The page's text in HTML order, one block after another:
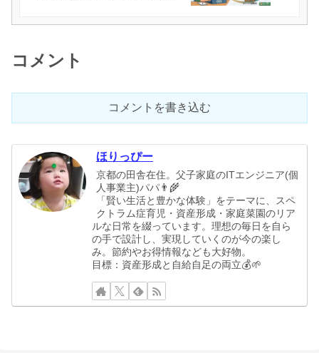
コメント
コメントを書き込む
ほりっぴー
京都の田舎在住。父子家庭のITエンジニア(個
人事業主)パパ👨‍🌾
「賢い生活と豊かな体験」をテーマに、スペ
クトラム症育児・資産形成・家庭菜園のリア
ルな日常を綴っています。理想の毎日を自ら
の手で設計し、実現していくのが今の楽し
み。節約やお得情報なども大好物。
目標：資産形成と自給自足の両立💰🌱